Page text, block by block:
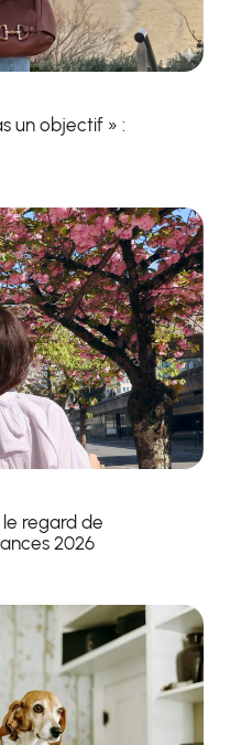
un objectif » :
regard de
2026